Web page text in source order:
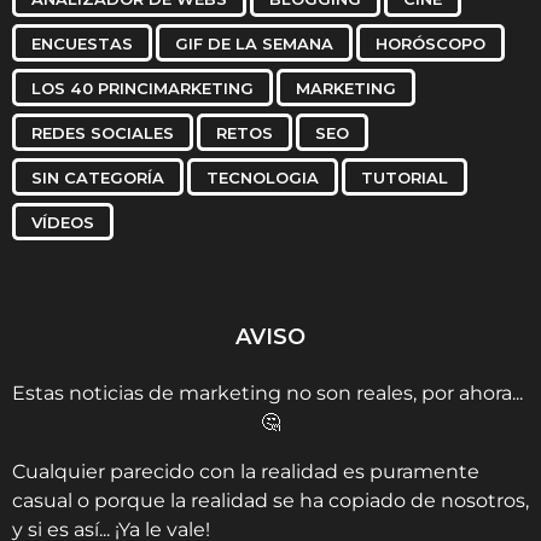
ENCUESTAS GIF DE LA SEMANA HORÓSCOPO
LOS 40 PRINCIMARKETING MARKETING
REDES SOCIALES RETOS SEO
SIN CATEGORÍA TECNOLOGIA TUTORIAL
VÍDEOS
AVISO
Estas noticias de marketing no son reales, por ahora...
🤔
Cualquier parecido con la realidad es puramente
casual o porque la realidad se ha copiado de nosotros,
y si es así... ¡Ya le vale!